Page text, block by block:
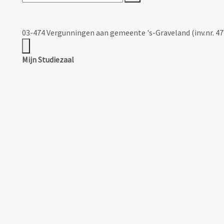
03-474 Vergunningen aan gemeente 's-Graveland (inv.nr.
Mijn Studiezaal